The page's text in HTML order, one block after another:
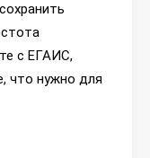
с ЕГАИС,
что нужно для